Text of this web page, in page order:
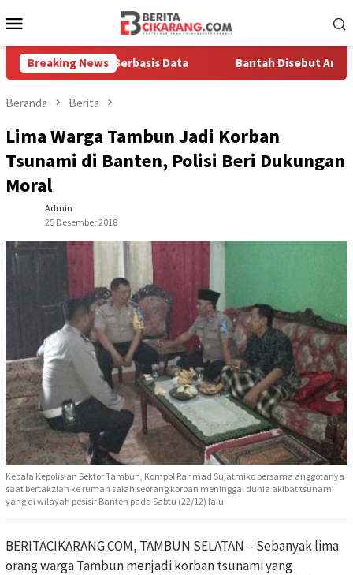
ke
Mobile
Breaking News
Solusi Berbasis Data Bantah Disebut Arogan, Kuasa
Beranda Berita
Lima Warga Tambun Jadi Korban
Tsunami di Banten, Polisi Beri Dukungan
Moral
Admin
25 Desember 2018
Kepala Kepolisian Sektor Tambun, Kompol Rahmad Sujatmiko bersama anggotanya
saat bertakziah ke rumah salah seorang korban meninggal dunia akibat tsunami
yang di wilayah pesisir Banten pada Sabtu (22/12) lalu.
BERITACIKARANG.COM, TAMBUN SELATAN – Sebanyak lima
orang warga Tambun menjadi korban tsunami yang